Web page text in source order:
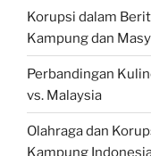
Korupsi dalam
Kampung dan
Perbandingan
vs. Malaysia
Olahraga dan
Kampung